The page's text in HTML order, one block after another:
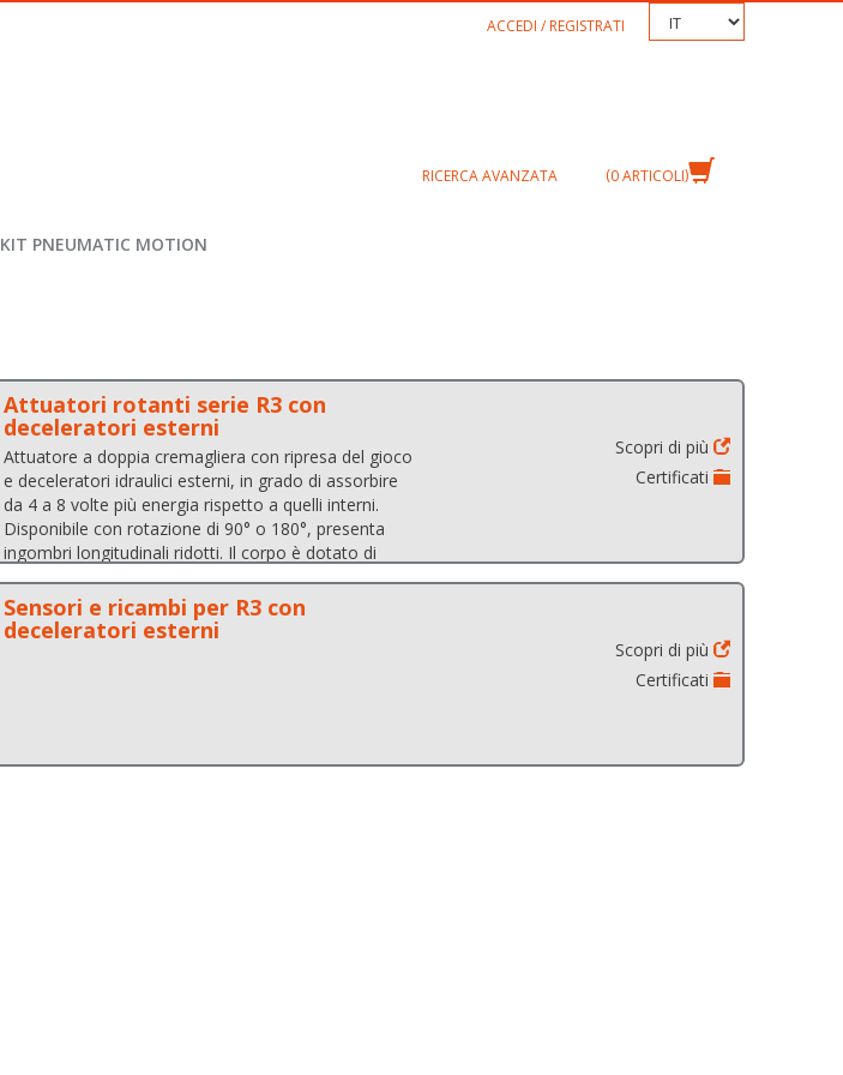
ACCEDI / REGISTRATI
RICERCA AVANZATA 0ARTICOLI
KIT PNEUMATIC MOTION
Attuatori rotanti serie R3 con
deceleratori esterni
Attuatore a doppia cremagliera con ripresa del gioco
e deceleratori idraulici esterni, in grado di assorbire
da 4 a 8 volte più energia rispetto a quelli interni.
Disponibile con rotazione di 90° o 180°, presenta
ingombri longitudinali ridotti. Il corpo è dotato di
scanalature per sensori magnetici a scomparsa (due
per lato) e la flangia integra un foro per il passaggio
di tubi o cavi.
Scopri di più
Certificati
Sensori e ricambi per R3 con
deceleratori esterni
Scopri di più
Certificati